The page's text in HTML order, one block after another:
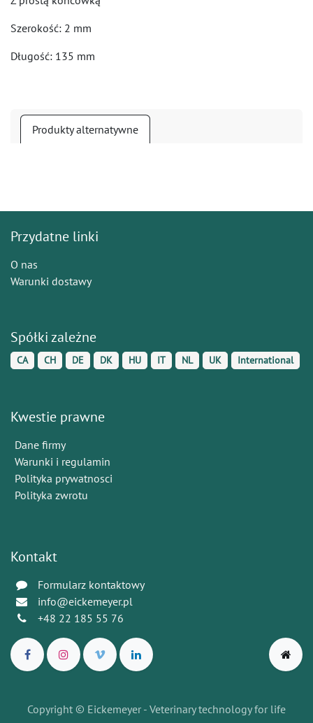
Szerokość: 2 mm
Długość: 135 mm
Produkty alternatywne
Przydatne linki
O nas
Warunki dostawy
Spółki zależne
CA CH DE DK HU IT NL UK International
Kwestie prawne
Dane firmy
Warunki i regulamin
Polityka prywatnosci
Polityka zwrotu
Kontakt
Formularz kontaktowy
info@eickemeyer.pl
+48 22 185 55 76
Copyright © Eickemeyer - Veterinary technology for life